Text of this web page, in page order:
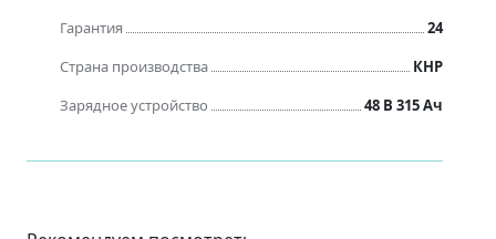
Гарантия
24
Страна производства
КНР
Зарядное устройство
48 B 315 Ач